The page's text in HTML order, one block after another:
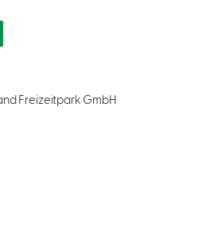
Freizeitpark GmbH